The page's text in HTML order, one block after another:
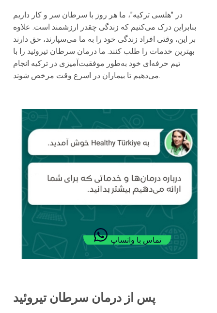
در "هلسی ترکیه"، ما هر روز با سرطان سر و کار داریم
بنابراین درک می‌کنیم که زندگی چقدر ارزشمند است. علاوه
بر این، وقتی افراد زندگی خود را به ما می‌سپارند، حق دارند
بهترین خدمات را طلب کنند. ما درمان سرطان تیروئید را با
تیم حرفه‌ای خود به‌طور موفقیت‌آمیزی در ترکیه انجام
می‌دهیم تا بیماران در اسرع وقت مرخص شوند.
تماس با واتساپ
پس از درمان سرطان تیروئید